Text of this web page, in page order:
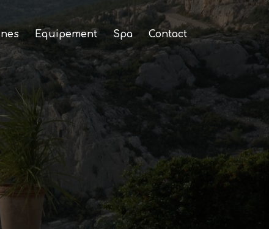
Equipement Spa Contact
et